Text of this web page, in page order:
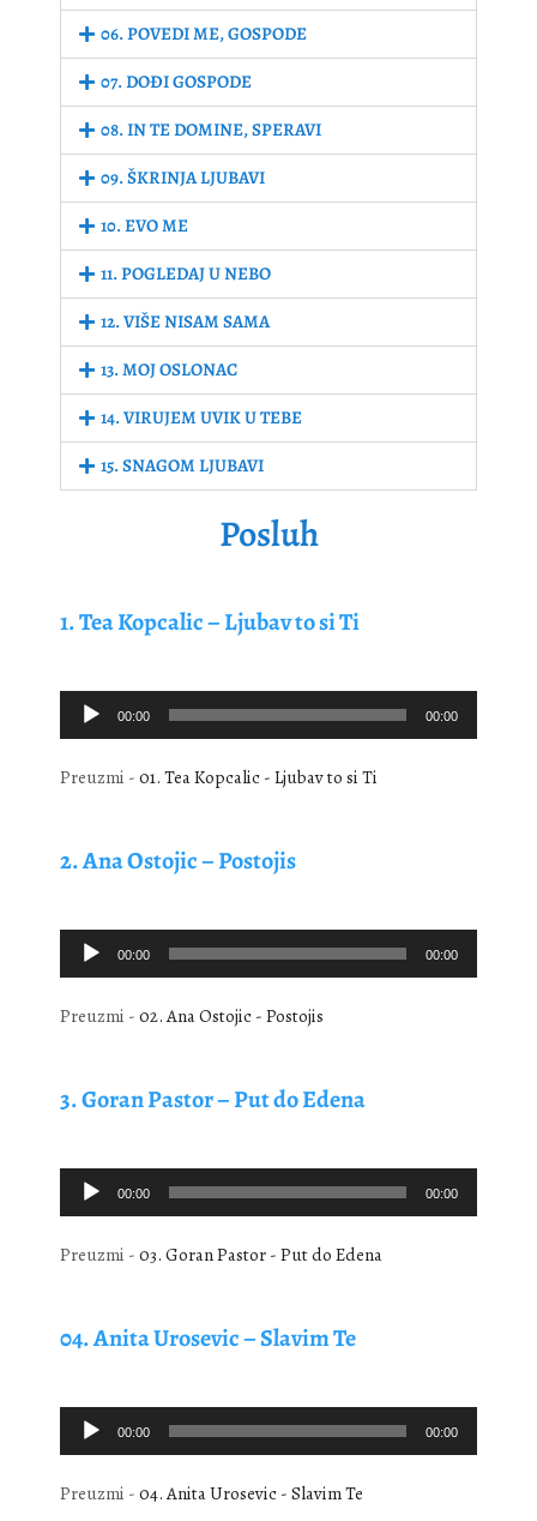
06. POVEDI ME, GOSPODE
07. DOĐI GOSPODE
08. IN TE DOMINE, SPERAVI
09. ŠKRINJA LJUBAVI
10. EVO ME
11. POGLEDAJ U NEBO
12. VIŠE NISAM SAMA
13. MOJ OSLONAC
14. VIRUJEM UVIK U TEBE
15. SNAGOM LJUBAVI
Posluh
1.Tea Kopcalic – Ljubav to si Ti
Audio
Player
00:00 00:00
Preuzmi - 01. Tea Kopcalic - Ljubav to si Ti
2.Ana Ostojic – Postojis
Audio
Player
00:00 00:00
Preuzmi - 02. Ana Ostojic - Postojis
3.Goran Pastor – Put do Edena
Audio
Player
00:00 00:00
Preuzmi - 03. Goran Pastor - Put do Edena
04. Anita Urosevic – Slavim Te
Audio
Player
00:00 00:00
Preuzmi - 04. Anita Urosevic - Slavim Te